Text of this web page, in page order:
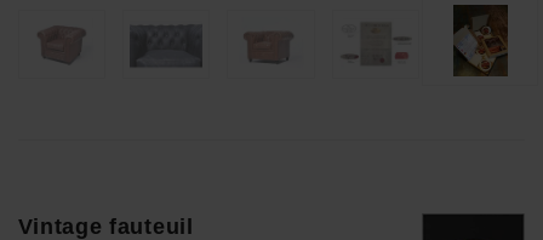
Vintage fauteuil